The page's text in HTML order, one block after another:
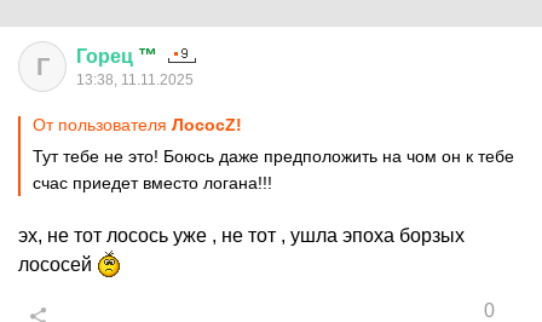
Г Горец ™
13:38, 11.11.2025
От пользователя ЛососZ!
Тут тебе не это! Боюсь даже предположить на чом он к тебе
счас приедет вместо логана!!!
эх, не тот лосось уже , не тот , ушла эпоха борзых
лососей
0